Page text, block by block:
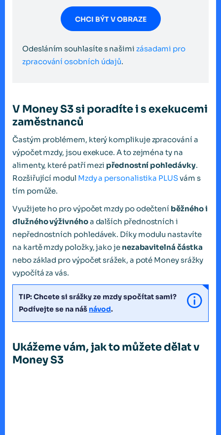
CHCI BÝT V OBRAZE
Odesláním souhlasíte s našimi zásadami pro
zpracování osobních údajů.
V Money S3 si poradíte i s exekucemi
zaměstnanců
Častým problémem, který komplikuje zpracování a
výpočet mzdy, jsou exekuce. A to zejména ty na
alimenty, které patří mezi přednostní pohledávky.
Rozšiřující modul Mzdy a personalistika PLUSvám s
tím pomůže.
Využijete ho pro výpočet mzdy po odečtení běžného i
dlužného výživnéhoa dalších přednostních i
nepřednostních pohledávek. Díky modulu nastavíte
na kartě mzdy položky, jako je nezabavitelná částka
nebo základ pro výpočet srážek, a poté Money srážky
vypočítá za vás.
TIP: Chcete si srážky ze mzdy spočítat sami?
Podívejte se na náš návod.
Ukážeme vám, jak to můžete dělat v
Money S3